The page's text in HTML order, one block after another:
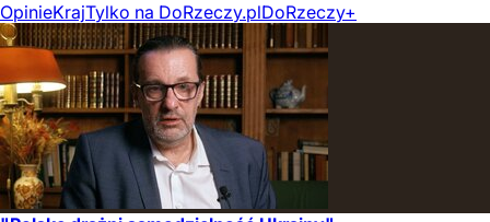
OpinieKrajTylko na DoRzeczy.plDoRzeczy+